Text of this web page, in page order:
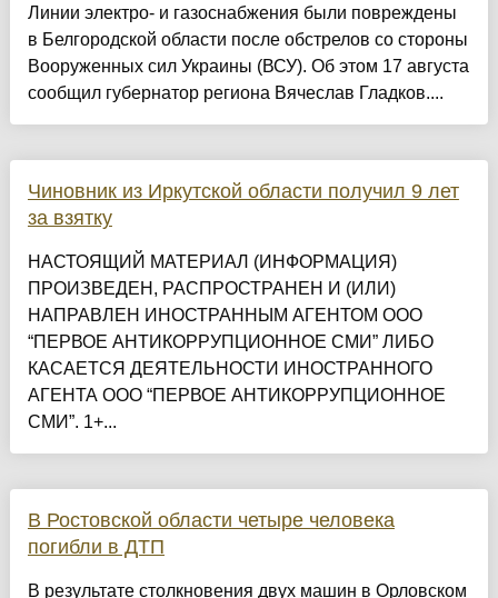
Линии электро- и газоснабжения были повреждены
в Белгородской области после обстрелов со стороны
Вооруженных сил Украины (ВСУ). Об этом 17 августа
сообщил губернатор региона Вячеслав Гладков....
Чиновник из Иркутской области получил 9 лет
за взятку
НАСТОЯЩИЙ МАТЕРИАЛ (ИНФОРМАЦИЯ)
ПРОИЗВЕДЕН, РАСПРОСТРАНЕН И (ИЛИ)
НАПРАВЛЕН ИНОСТРАННЫМ АГЕНТОМ ООО
“ПЕРВОЕ АНТИКОРРУПЦИОННОЕ СМИ” ЛИБО
КАСАЕТСЯ ДЕЯТЕЛЬНОСТИ ИНОСТРАННОГО
АГЕНТА ООО “ПЕРВОЕ АНТИКОРРУПЦИОННОЕ
СМИ”. 1+...
В Ростовской области четыре человека
погибли в ДТП
В результате столкновения двух машин в Орловском